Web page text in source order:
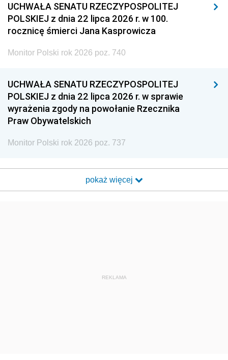
UCHWAŁA SENATU RZECZYPOSPOLITEJ
POLSKIEJ z dnia 22 lipca 2026 r. w 100.
rocznicę śmierci Jana Kasprowicza
Monitor Polski rok 2026 poz. 740
UCHWAŁA SENATU RZECZYPOSPOLITEJ
POLSKIEJ z dnia 22 lipca 2026 r. w sprawie
wyrażenia zgody na powołanie Rzecznika
Praw Obywatelskich
Monitor Polski rok 2026 poz. 737
pokaż więcej
REKLAMA